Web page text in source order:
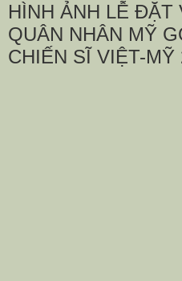
HÌNH ẢNH LỄ ĐẶT
QUÂN NHÂN MỸ
CHIẾN SĨ VIỆT-MỸ